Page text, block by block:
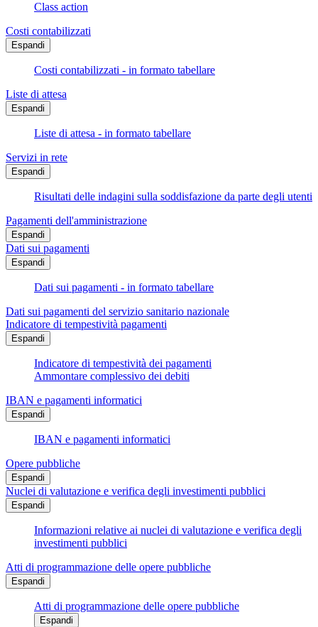
Class action
Costi contabilizzati
Espandi
Costi contabilizzati - in formato tabellare
Liste di attesa
Espandi
Liste di attesa - in formato tabellare
Servizi in rete
Espandi
Risultati delle indagini sulla soddisfazione da parte degli utenti
Pagamenti dell'amministrazione
Espandi
Dati sui pagamenti
Espandi
Dati sui pagamenti - in formato tabellare
Dati sui pagamenti del servizio sanitario nazionale
Indicatore di tempestività pagamenti
Espandi
Indicatore di tempestività dei pagamenti
Ammontare complessivo dei debiti
IBAN e pagamenti informatici
Espandi
IBAN e pagamenti informatici
Opere pubbliche
Espandi
Nuclei di valutazione e verifica degli investimenti pubblici
Espandi
Informazioni relative ai nuclei di valutazione e verifica degli
investimenti pubblici
Atti di programmazione delle opere pubbliche
Espandi
Atti di programmazione delle opere pubbliche
Espandi